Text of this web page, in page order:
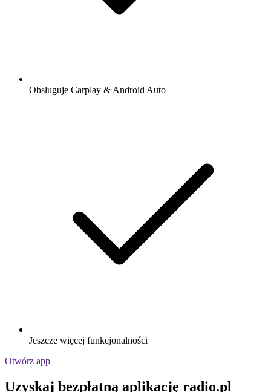
Obsługuje Carplay & Android Auto
Jeszcze więcej funkcjonalności
Otwórz app
Uzyskaj bezpłatną aplikację radio.pl